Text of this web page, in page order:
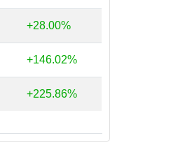
+28.00%
+146.02%
+225.86%